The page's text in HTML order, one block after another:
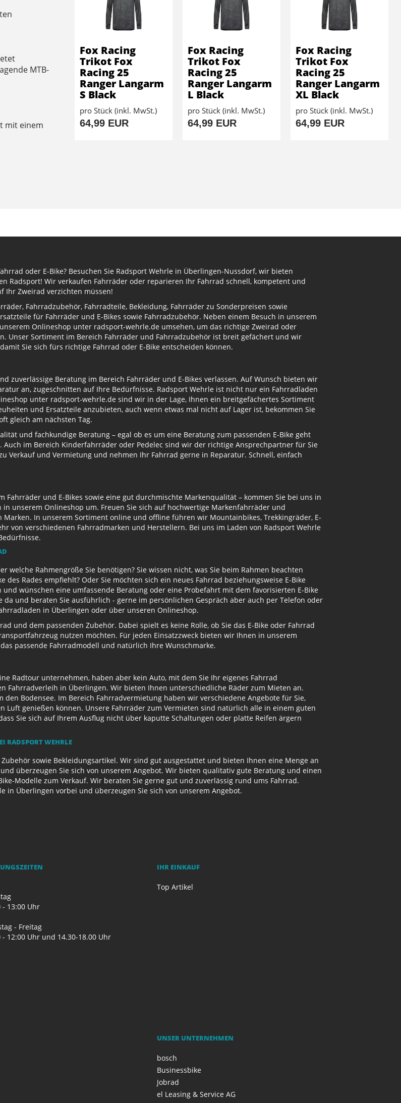
MTB-
mit einem
Fox Racing
Trikot Fox
Racing 25
Ranger Langarm
S Black
pro Stück (inkl. MwSt.)
64,99 EUR
Fox Racing
Trikot Fox
Racing 25
Ranger Langarm
L Black
pro Stück (inkl. MwSt.)
64,99 EUR
Fox Racing
Trikot Fox
Racing 25
Ranger Langarm
XL Black
pro Stück (inkl. MwSt.)
64,99 EUR
oder E-Bike? Besuchen Sie Radsport Wehrle in Überlingen-Nussdorf, wir bieten
Radsport! Wir verkaufen Fahrräder oder reparieren Ihr Fahrrad schnell, kompetent und
Ihr Zweirad verzichten müssen!
Fahrradzubehör, Fahrradteile, Bekleidung, Fahrräder zu Sonderpreisen sowie
für Fahrräder und E-Bikes sowie Fahrradzubehör. Neben einem Besuch in unserem
Onlineshop unter radsport-wehrle.de umsehen, um das richtige Zweirad oder
Unser Sortiment im Bereich Fahrräder und Fahrradzubehör ist breit gefächert und wir
Sie sich fürs richtige Fahrrad oder E-Bike entscheiden können.
zuverlässige Beratung im Bereich Fahrräder und E-Bikes verlassen. Auf Wunsch bieten wir
an, zugeschnitten auf Ihre Bedürfnisse. Radsport Wehrle ist nicht nur ein Fahrradladen
unter radsport-wehrle.de sind wir in der Lage, Ihnen ein breitgefächertes Sortiment
und Ersatzteile anzubieten, auch wenn etwas mal nicht auf Lager ist, bekommen Sie
gleich am nächsten Tag.
und fachkundige Beratung – egal ob es um eine Beratung zum passenden E-Bike geht
im Bereich Kinderfahrräder oder Pedelec sind wir der richtige Ansprechpartner für Sie
Verkauf und Vermietung und nehmen Ihr Fahrrad gerne in Reparatur. Schnell, einfach
Fahrräder und E-Bikes sowie eine gut durchmischte Markenqualität – kommen Sie bei uns in
unserem Onlineshop um. Freuen Sie sich auf hochwertige Markenfahrräder und
In unserem Sortiment online und offline führen wir Mountainbikes, Trekkingräder, E-
von verschiedenen Fahrradmarken und Herstellern. Bei uns im Laden von Radsport Wehrle
welche Rahmengröße Sie benötigen? Sie wissen nicht, was Sie beim Rahmen beachten
Rades empfiehlt? Oder Sie möchten sich ein neues Fahrrad beziehungsweise E-Bike
wünschen eine umfassende Beratung oder eine Probefahrt mit dem favorisierten E-Bike
und beraten Sie ausführlich - gerne im persönlichen Gespräch aber auch per Telefon oder
in Überlingen oder über unseren Onlineshop.
und dem passenden Zubehör. Dabei spielt es keine Rolle, ob Sie das E-Bike oder Fahrrad
nutzen möchten. Für jeden Einsatzzweck bieten wir Ihnen in unserem
passende Fahrradmodell und natürlich Ihre Wunschmarke.
Radtour unternehmen, haben aber kein Auto, mit dem Sie Ihr eigenes Fahrrad
Fahrradverleih in Überlingen. Wir bieten Ihnen unterschiedliche Räder zum Mieten an.
Bodensee. Im Bereich Fahrradvermietung haben wir verschiedene Angebote für Sie,
Luft genießen können. Unsere Fahrräder zum Vermieten sind natürlich alle in einem guten
Sie sich auf Ihrem Ausflug nicht über kaputte Schaltungen oder platte Reifen ärgern
RADSPORT WEHRLE
sowie Bekleidungsartikel. Wir sind gut ausgestattet und bieten Ihnen eine Menge an
überzeugen Sie sich von unserem Angebot. Wir bieten qualitativ gute Beratung und einen
Modelle zum Verkauf. Wir beraten Sie gerne gut und zuverlässig rund ums Fahrrad.
in Überlingen vorbei und überzeugen Sie sich von unserem Angebot.
- 13:00 Uhr
- Freitag
- 12:00 Uhr und 14.30-18.00 Uhr
IHR EINKAUF
Top Artikel
UNSER UNTERNEHMEN
bosch
Businessbike
Jobrad
el Leasing & Service AG